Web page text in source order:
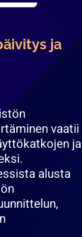
ja
vaatii
ja
alusta